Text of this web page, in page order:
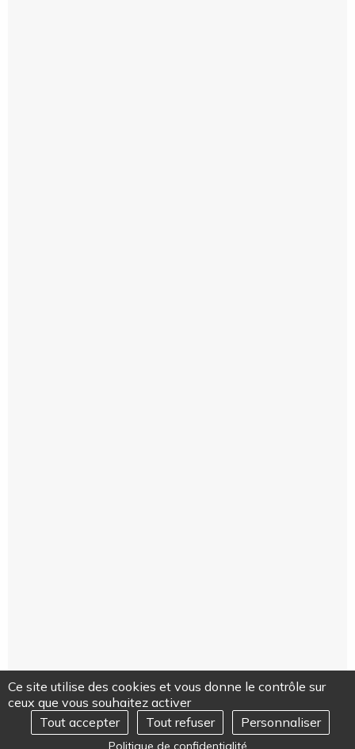
REJOIGNEZ-NOUS
Ouvrir
Ce site utilise des cookies et vous donne le contrôle sur
ceux que vous souhaitez activer
Tout accepter
Tout refuser Personnaliser
Politique de confidentialité